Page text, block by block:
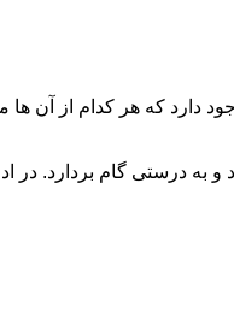
دارد که هر کدام از آن
به درستی گام بردارد. در